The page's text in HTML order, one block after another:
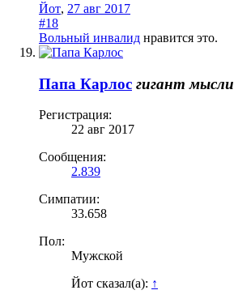
Йот, 27 авг 2017
#18
Вольный инвалид нравится это.
Папа Карлос гигант мысли
Регистрация:
22 авг 2017
Сообщения:
2.839
Симпатии:
33.658
Пол:
Мужской
Йот сказал(а): ↑